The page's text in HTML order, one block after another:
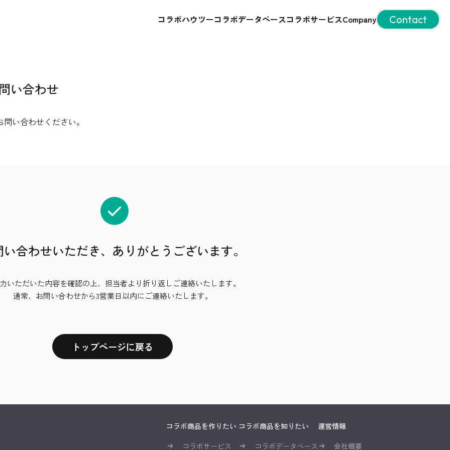
コラボハウツーコラボデータベースコラボサービスCompany Contact
い合わせ
い合わせください。
合わせいただき、 ありがとうございます。
いただいた内容を確認の上、 担当者より折り返しご連絡いたします。
通常、お問い合わせから3営業日以内にご連絡いたします。
トップページに戻る
コラボ商品を作りたい
コラボサービス
コラボ商品を知りたい
コラボデータベース
運営情報
会社概要